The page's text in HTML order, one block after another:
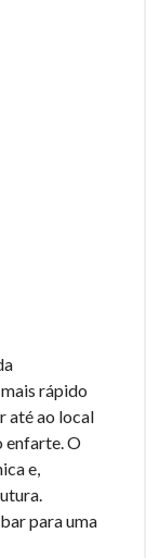
rápido
até ao local
enfarte. O
e,
para uma